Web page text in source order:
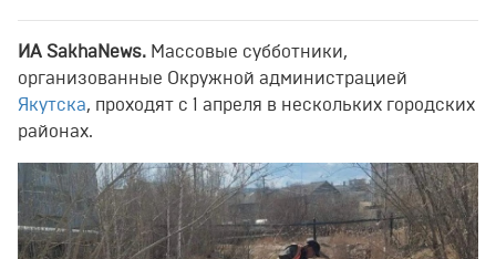
ИA SakhaNews. Массовые субботники,
организованные Окружной администрацией
Якутска, проходят с 1 апреля в нескольких городских
районах.